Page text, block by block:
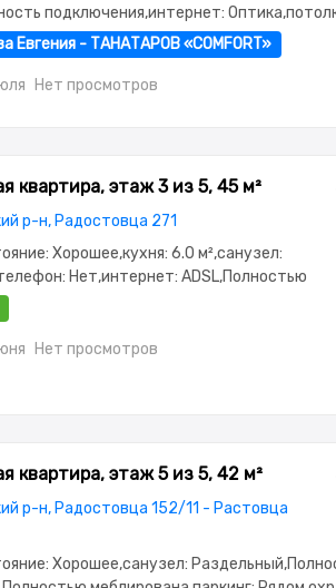
подключения,интернет:
изолированы,Тихий двор
Евгения - ТАНАТАРОВ «COMFORT»
Нет просмотров
квартира, этаж 3 из 5, 45 м²
р-н, Радостовца 271
Хорошее,кухня: 6.0 м²,санузел:
Нет,интернет: ADSL,Полностью
меблирована,Домофон,Неугловая
Нет просмотров
квартира, этаж 5 из 5, 42 м²
р-н, Радостовца 152/11 - Растовца
Хорошее,санузел: